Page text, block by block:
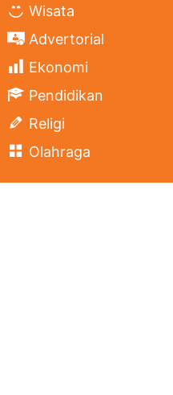
Wisata
Advertorial
Ekonomi
Pendidikan
Religi
Olahraga